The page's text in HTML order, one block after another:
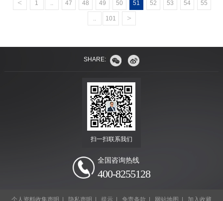
< 1 .. 47 48 49 50 51 52 53 54 55
.. 101 >
SHARE:
扫一扫联系我们
全国咨询热线
400-8255128